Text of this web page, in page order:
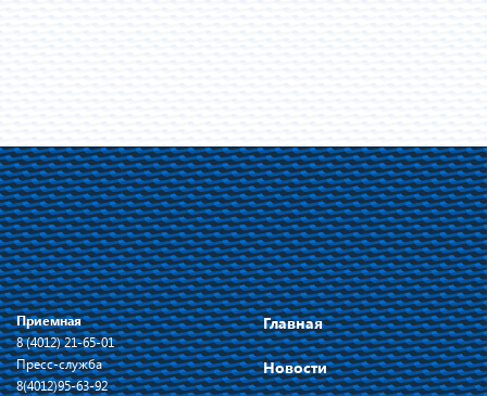
Приемная
8 (4012) 21-65-01
Пресс-служба
8(4012)95-63-92
Главная
Новости